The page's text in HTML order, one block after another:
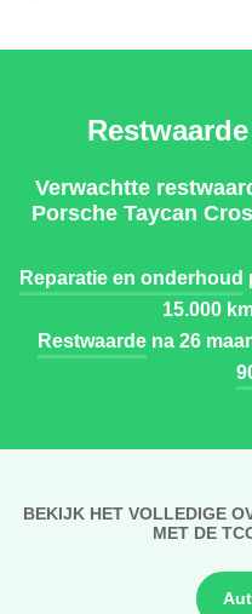
Verwachtte
Porsche Taycan
Reparatie en onderhoud
15.000
Restwaardena 26
BEKIJK HET VOLLEDIGE
MET DE